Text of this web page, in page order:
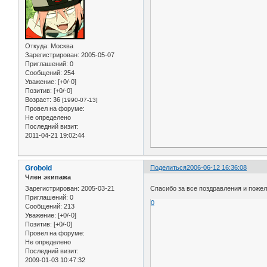
Откуда: Москва
Зарегистрирован: 2005-05-07
Приглашений: 0
Сообщений: 254
Уважение: [+0/-0]
Позитив: [+0/-0]
Возраст: 36 [1990-07-13]
Провел на форуме:
Не определено
Последний визит:
2011-04-21 19:02:44
Поделиться2006-06-12 16:36:08
Groboid
Член экипажа
Зарегистрирован: 2005-03-21
Приглашений: 0
Сообщений: 213
Уважение: [+0/-0]
Позитив: [+0/-0]
Провел на форуме:
Не определено
Последний визит:
2009-01-03 10:47:32
Спасибо за все поздравления и
0